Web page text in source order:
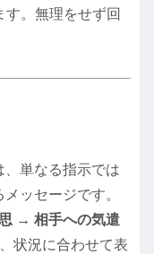
す。無理をせず回
、単なる指示では
ッセージです。
→ 相手への気遣
状況に合わせて表